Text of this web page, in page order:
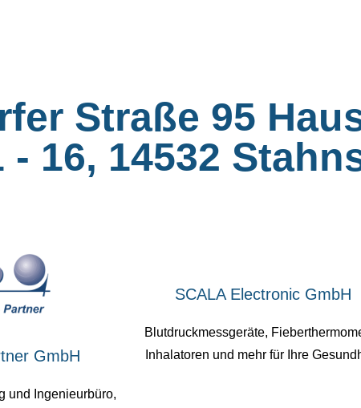
Straße 95
- 16, 14532
GmbH
und Ingenieurbüro,
SCALA Electronic GmbH
Blutdruckmessgeräte,
Inhalatoren und mehr für Ihre